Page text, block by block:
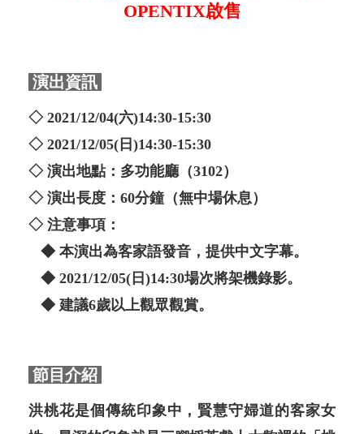
OPENTIX啟售
演出資訊
◇ 2021/12/04(六)14:30-15:30
◇ 2021/12/05(日)14:30-15:30
◇ 演出地點：多功能廳（3102）
◇ 演出長度：60分鐘（無中場休息）
◇ 注意事項：
◆ 本演出為客家語發音，提供中文字幕。
◆ 2021/12/05(日)14:30場次將架機錄影。
◆ 建議6歲以上觀眾觀賞。
節目介紹
洪桃花是個傳統印象中，賢慧守婦道的客家女